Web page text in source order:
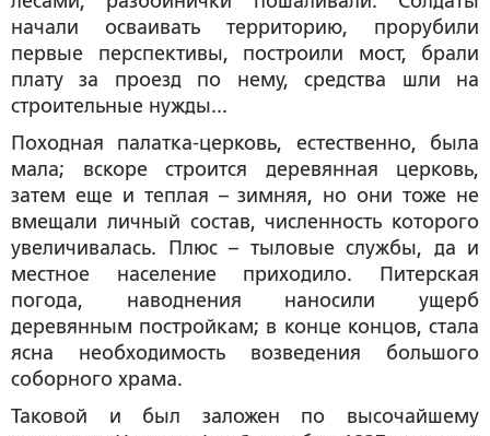
начали осваивать территорию, прорубили
первые перспективы, построили мост, брали
плату за проезд по нему, средства шли на
строительные нужды...
Походная палатка-церковь, естественно, была
мала; вскоре строится деревянная церковь,
затем еще и теплая – зимняя, но они тоже не
вмещали личный состав, численность которого
увеличивалась. Плюс – тыловые службы, да и
местное население приходило. Питерская
погода, наводнения наносили ущерб
деревянным постройкам; в конце концов, стала
ясна необходимость возведения большого
соборного храма.
Таковой и был заложен по высочайшему